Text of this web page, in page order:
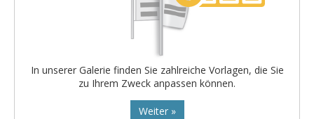
In unserer Galerie finden Sie zahlreiche Vorlagen, die Sie
zu Ihrem Zweck anpassen können.
Weiter »